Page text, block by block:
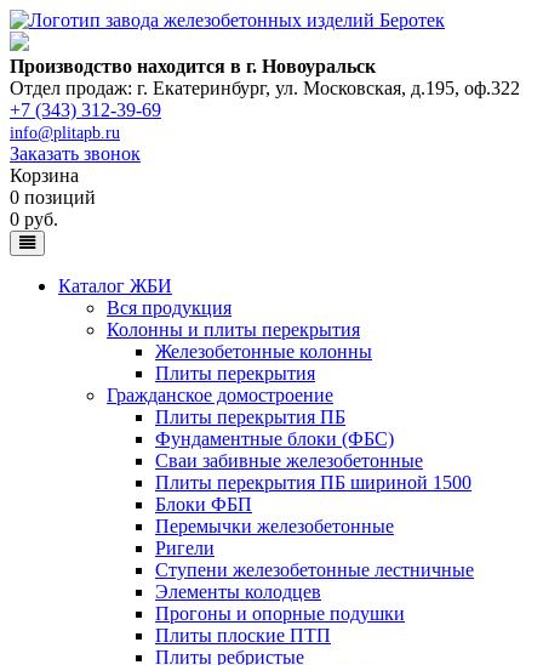
Производство находится в г. Новоуральск
Отдел продаж: г. Екатеринбург, ул. Московская, д.195, оф.322
+7 (343) 312-39-69
info@plitapb.ru
Заказать звонок
Корзина
0 позиций
0 руб.
Каталог ЖБИ
Вся продукция
Колонны и плиты перекрытия
Железобетонные колонны
Плиты перекрытия
Гражданское домостроение
Плиты перекрытия ПБ
Фундаментные блоки (ФБС)
Сваи забивные железобетонные
Плиты перекрытия ПБ шириной 1500
Блоки ФБП
Перемычки железобетонные
Ригели
Ступени железобетонные лестничные
Элементы колодцев
Прогоны и опорные подушки
Плиты плоские ПТП
Плиты ребристые